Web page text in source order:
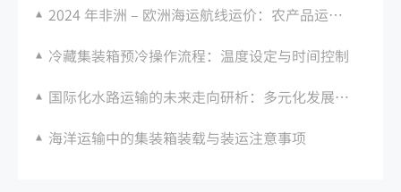
2024 年非洲 – 欧洲海运航线运价：农产品运输旺季影响
冷藏集装箱预冷操作流程：温度设定与时间控制
国际化水路运输的未来走向研析：多元化发展方向迎接新挑战
海洋运输中的集装箱装载与装运注意事项